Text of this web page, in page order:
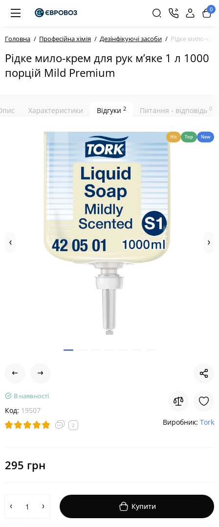
0
Головна Професійна хімія Дезінфікуючі засоби Рідке мило-
Рідке мило-крем для рук м’яке 1 л 1000
порцій Mild Premium
Характеристики Відгуки 2 Питання - відповідь 0
Hit Top New
В наявності
Код: 19507
2 Виробник: Tork
295 грн
Купити